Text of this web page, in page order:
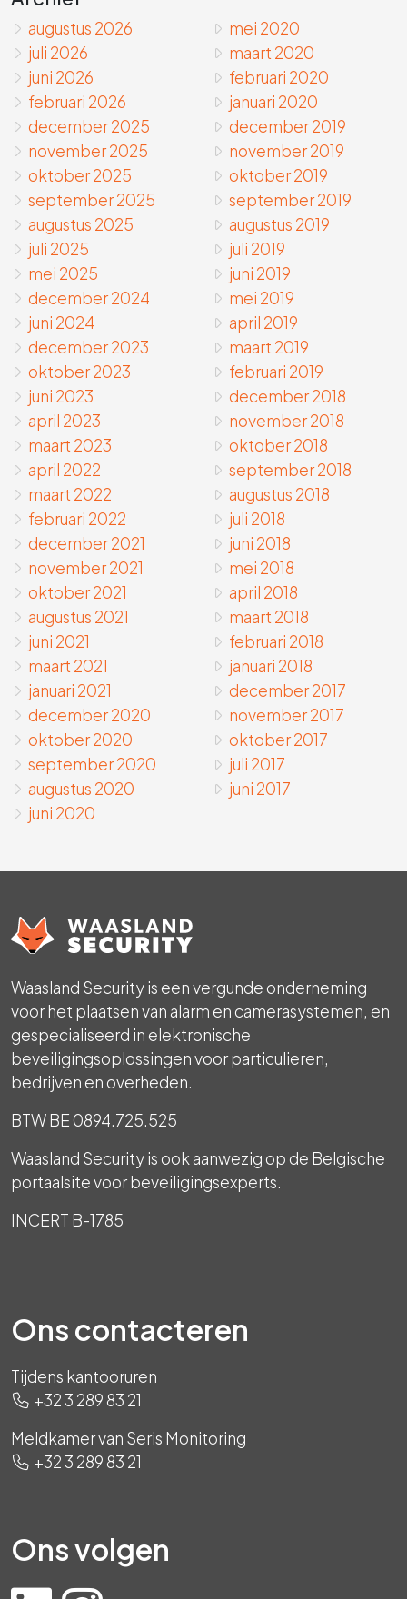
augustus 2026
juli 2026
juni 2026
februari 2026
december 2025
november 2025
oktober 2025
september 2025
augustus 2025
juli 2025
mei 2025
december 2024
juni 2024
december 2023
oktober 2023
juni 2023
april 2023
maart 2023
april 2022
maart 2022
februari 2022
december 2021
november 2021
oktober 2021
augustus 2021
juni 2021
maart 2021
januari 2021
december 2020
oktober 2020
september 2020
augustus 2020
juni 2020
mei 2020
maart 2020
februari 2020
januari 2020
december 2019
november 2019
oktober 2019
september 2019
augustus 2019
juli 2019
juni 2019
mei 2019
april 2019
maart 2019
februari 2019
december 2018
november 2018
oktober 2018
september 2018
augustus 2018
juli 2018
juni 2018
mei 2018
april 2018
maart 2018
februari 2018
januari 2018
december 2017
november 2017
oktober 2017
juli 2017
juni 2017
Waasland Security is een vergunde onderneming
voor het plaatsen van alarm en camerasystemen, en
gespecialiseerd in elektronische
beveiligingsoplossingen voor particulieren,
bedrijven en overheden.
BTW BE 0894.725.525
Waasland Security is ook aanwezig op de Belgische
portaalsite voor beveiligingsexperts.
INCERT B-1785
Ons contacteren
Tijdens kantooruren
+32 3 289 83 21
Meldkamer van Seris Monitoring
+32 3 289 83 21
Ons volgen